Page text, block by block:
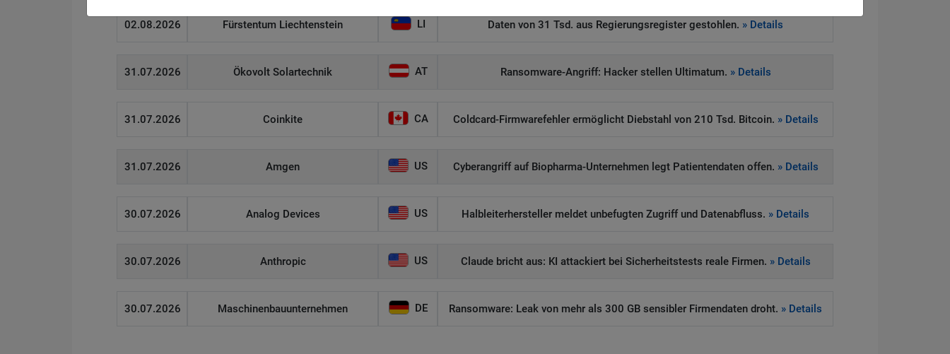
02.08.2026 Fürstentum Liechtenstein LI Daten von 31 Tsd. aus Regierungsregister gestohlen. » Details
31.07.2026 Ökovolt Solartechnik AT Ransomware-Angriff: Hacker stellen Ultimatum. » Details
31.07.2026 Coinkite CA Coldcard-Firmwarefehler ermöglicht Diebstahl von 210 Tsd. Bitcoin. » Details
31.07.2026 Amgen US Cyberangriff auf Biopharma-Unternehmen legt Patientendaten offen. » Details
30.07.2026 Analog Devices US Halbleiterhersteller meldet unbefugten Zugriff und Datenabfluss. » Details
30.07.2026 Anthropic US Claude bricht aus: KI attackiert bei Sicherheitstests reale Firmen. » Details
30.07.2026 Maschinenbauunternehmen DE Ransomware: Leak von mehr als 300 GB sensibler Firmendaten droht. » Details